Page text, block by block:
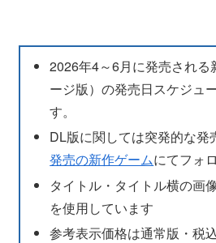
2026年4～6月に発売される
ージ版）の発売日スケジュ
す。
DL版に関しては突発的な発
発売の新作ゲームにてフォ
タイトル・タイトル横の画
を使用しています
参考表示価格は通常版・税